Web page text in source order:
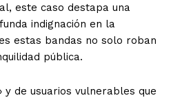
este caso destapa una
indignación en la
estas bandas no solo roban
pública.
y de usuarios vulnerables que